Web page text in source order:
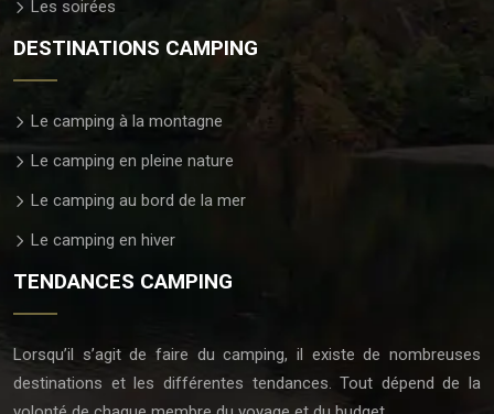
Les soirées
DESTINATIONS CAMPING
Le camping à la montagne
Le camping en pleine nature
Le camping au bord de la mer
Le camping en hiver
TENDANCES CAMPING
Lorsqu’il s’agit de faire du camping, il existe de nombreuses
destinations et les différentes tendances. Tout dépend de la